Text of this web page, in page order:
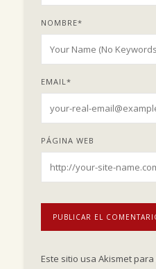
NOMBRE*
EMAIL*
PÁGINA WEB
Este sitio usa Akismet